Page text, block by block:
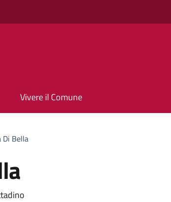
Vivere il Comune
Di Bella